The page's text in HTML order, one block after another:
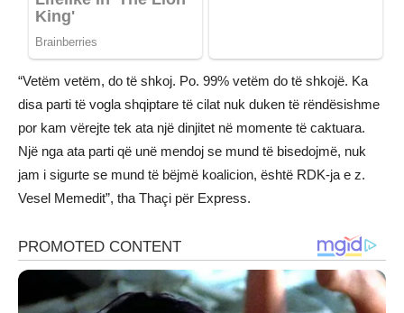
“Vetëm vetëm, do të shkoj. Po. 99% vetëm do të shkojë. Ka
disa parti të vogla shqiptare të cilat nuk duken të rëndësishme
por kam vërejte tek ata një dinjitet në momente të caktuara.
Një nga ata parti që unë mendoj se mund të bisedojmë, nuk
jam i sigurte se mund të bëjmë koalicion, është RDK-ja e z.
Vesel Memedit”, tha Thaçi për Express.